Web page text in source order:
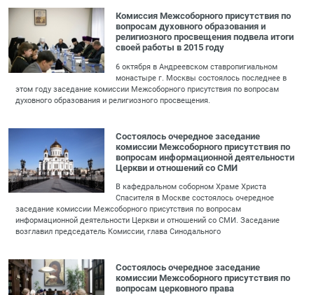
Комиссия Межсоборного присутствия по
вопросам духовного образования и
религиозного просвещения подвела итоги
своей работы в 2015 году
6 октября в Андреевском ставропигиальном
монастыре г. Москвы состоялось последнее в
этом году заседание комиссии Межсоборного присутствия по вопросам
духовного образования и религиозного просвещения.
Состоялось очередное заседание
комиссии Межсоборного присутствия по
вопросам информационной деятельности
Церкви и отношений со СМИ
В кафедральном соборном Храме Христа
Спасителя в Москве состоялось очередное
заседание комиссии Межсоборного присутствия по вопросам
информационной деятельности Церкви и отношений со СМИ. Заседание
возглавил председатель Комиссии, глава Синодального
Состоялось очередное заседание
комиссии Межсоборного присутствия по
вопросам церковного права